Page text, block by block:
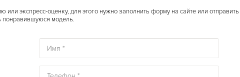
экспресс-оценку, для этого нужно заполнить форму на сайте или отправить
понравившуюся модель.